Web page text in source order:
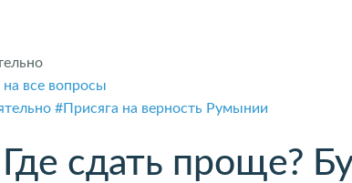
все вопросы
#Присяга на верность Румынии
сдать проще?